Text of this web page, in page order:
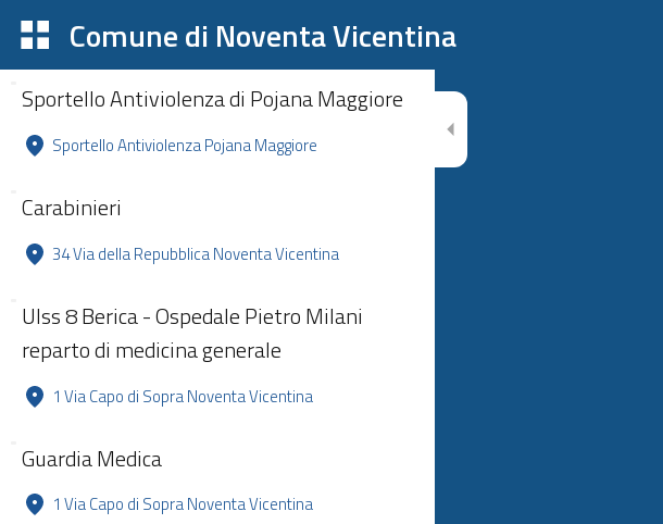
Comune di Noventa Vicentina
Sportello Antiviolenza di Pojana Maggiore
Sportello Antiviolenza Pojana Maggiore
Carabinieri
34 Via della Repubblica Noventa Vicentina
Ulss 8 Berica - Ospedale Pietro Milani
reparto di medicina generale
1 Via Capo di Sopra Noventa Vicentina
Guardia Medica
1 Via Capo di Sopra Noventa Vicentina